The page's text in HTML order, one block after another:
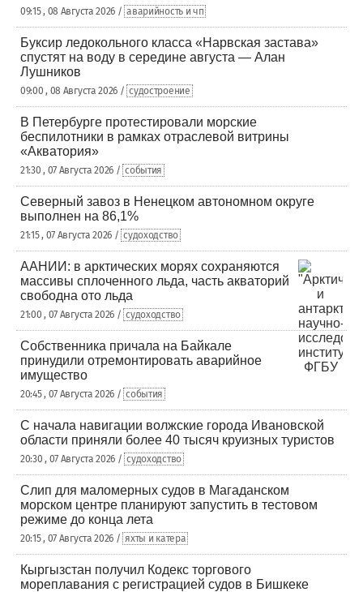
09:15 , 08 Августа 2026 / аварийность и чп
Буксир ледокольного класса «Нарвская застава»
спустят на воду в середине августа — Алан
Лушников
09:00 , 08 Августа 2026 / судостроение
В Петербурге протестировали морские
беспилотники в рамках отраслевой витрины
«Акватория»
21:30 , 07 Августа 2026 / события
Северный завоз в Ненецком автономном округе
выполнен на 86,1%
21:15 , 07 Августа 2026 / судоходство
ААНИИ: в арктических морях сохраняются
массивы сплоченного льда, часть акваторий
свободна ото льда
21:00 , 07 Августа 2026 / судоходство
Собственника причала на Байкале
принудили отремонтировать аварийное
имущество
20:45 , 07 Августа 2026 / события
С начала навигации волжские города Ивановской
области приняли более 40 тысяч круизных туристов
20:30 , 07 Августа 2026 / судоходство
Слип для маломерных судов в Магаданском
морском центре планируют запустить в тестовом
режиме до конца лета
20:15 , 07 Августа 2026 / яхты и катера
Кыргызстан получил Кодекс торгового
мореплавания с регистрацией судов в Бишкеке